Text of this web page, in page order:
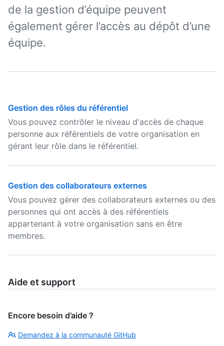
de la gestion d’équipe peuvent
également gérer l’accès au dépôt d’une
équipe.
Gestion des rôles du référentiel
Vous pouvez contrôler le niveau d'accès de chaque
personne aux référentiels de votre organisation en
gérant leur rôle dans le référentiel.
Gestion des collaborateurs externes
Vous pouvez gérer des collaborateurs externes ou des
personnes qui ont accès à des référentiels
appartenant à votre organisation sans en être
membres.
Aide et support
Encore besoin d’aide ?
Demandez à la communauté GitHub